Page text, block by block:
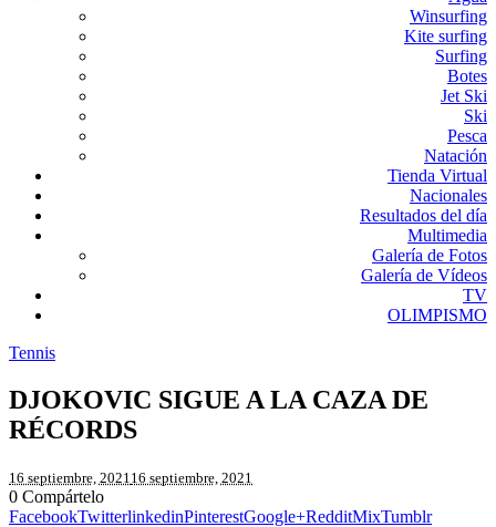
Winsurfing
Kite surfing
Surfing
Botes
Jet Ski
Ski
Pesca
Natación
Tienda Virtual
Nacionales
Resultados del día
Multimedia
Galería de Fotos
Galería de Vídeos
TV
OLIMPISMO
Tennis
DJOKOVIC SIGUE A LA CAZA DE
RÉCORDS
16 septiembre, 2021 16 septiembre, 2021
0 Compártelo
FacebookTwitterlinkedinPinterestGoogle+RedditMixTumblr